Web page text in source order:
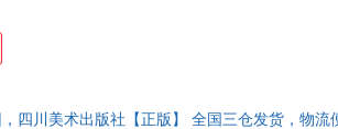
四川美术出版社【正版】 全国三仓发货，物流